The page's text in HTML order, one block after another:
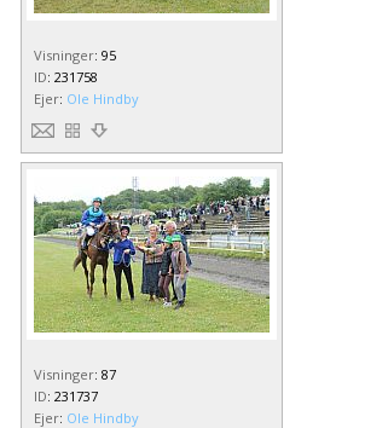
Visninger: 95
ID: 231758
Ejer: Ole Hindby
Visninger: 87
ID: 231737
Ejer: Ole Hindby